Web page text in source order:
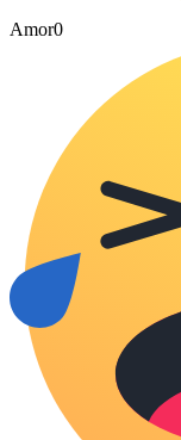
Amor0